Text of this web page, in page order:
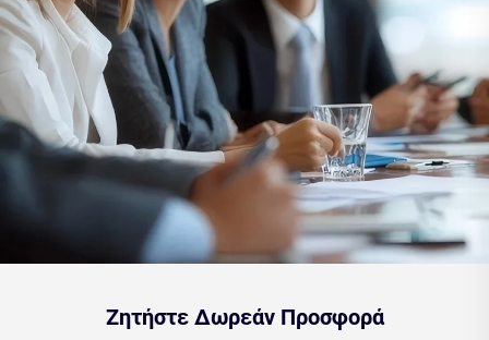
Ζητήστε Δωρεάν Προσφορά